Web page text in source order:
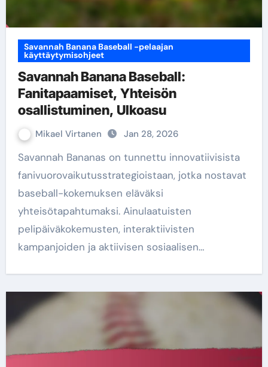
Savannah Banana Baseball -pelaajan
käyttäytymisohjeet
Savannah Banana Baseball:
Fanitapaamiset, Yhteisön
osallistuminen, Ulkoasu
Mikael Virtanen Jan 28, 2026
Savannah Bananas on tunnettu innovatiivisista
fanivuorovaikutusstrategioistaan, jotka nostavat
baseball-kokemuksen eläväksi
yhteisötapahtumaksi. Ainulaatuisten
pelipäiväkokemusten, interaktiivisten
kampanjoiden ja aktiivisen sosiaalisen…